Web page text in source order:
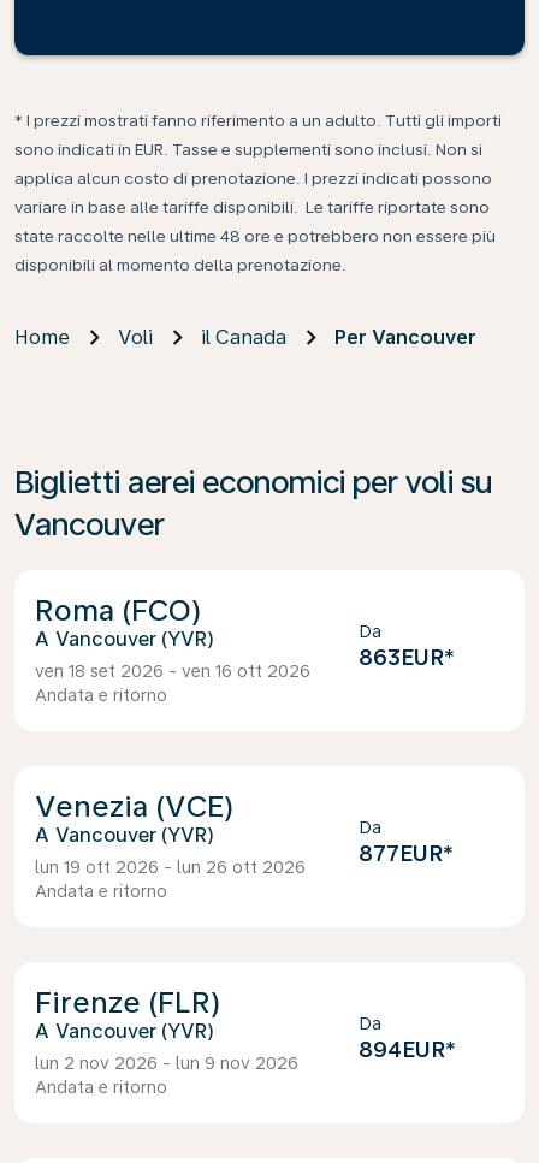
* I prezzi mostrati fanno riferimento a un adulto. Tutti gli importi
sono indicati in EUR. Tasse e supplementi sono inclusi. Non si
applica alcun costo di prenotazione. I prezzi indicati possono
variare in base alle tariffe disponibili. Le tariffe riportate sono
state raccolte nelle ultime 48 ore e potrebbero non essere più
disponibili al momento della prenotazione.
Home Voli il Canada Per Vancouver
Biglietti aerei economici per voli su
Vancouver
Roma (FCO)
Vancouver (YVR)
ven 18 set 2026 - ven 16 ott 2026
Andata e ritorno
Da
863EUR*
Venezia (VCE)
Vancouver (YVR)
lun 19 ott 2026 - lun 26 ott 2026
Andata e ritorno
Da
877EUR*
Firenze (FLR)
Vancouver (YVR)
lun 2 nov 2026 - lun 9 nov 2026
Andata e ritorno
Da
894EUR*